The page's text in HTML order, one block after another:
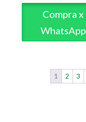
Compra x
WhatsApp
1 2 3